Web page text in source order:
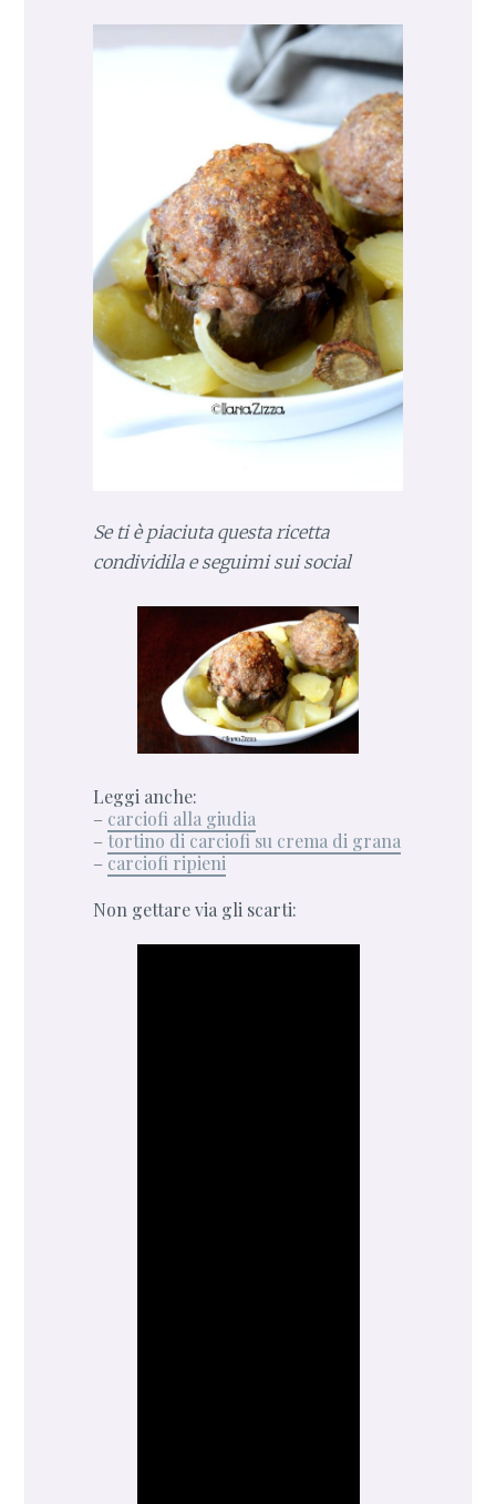
Se ti è piaciuta questa ricetta
condividila e seguimi sui social
Leggi anche:
– carciofi alla giudia
– tortino di carciofi su crema di grana
– carciofi ripieni
Non gettare via gli scarti: